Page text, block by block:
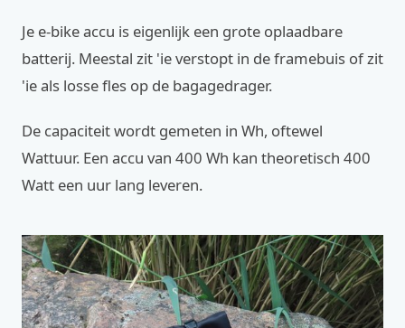
Je e-bike accu is eigenlijk een grote oplaadbare
batterij. Meestal zit 'ie verstopt in de framebuis of zit
'ie als losse fles op de bagagedrager.
De capaciteit wordt gemeten in Wh, oftewel
Wattuur. Een accu van 400 Wh kan theoretisch 400
Watt een uur lang leveren.